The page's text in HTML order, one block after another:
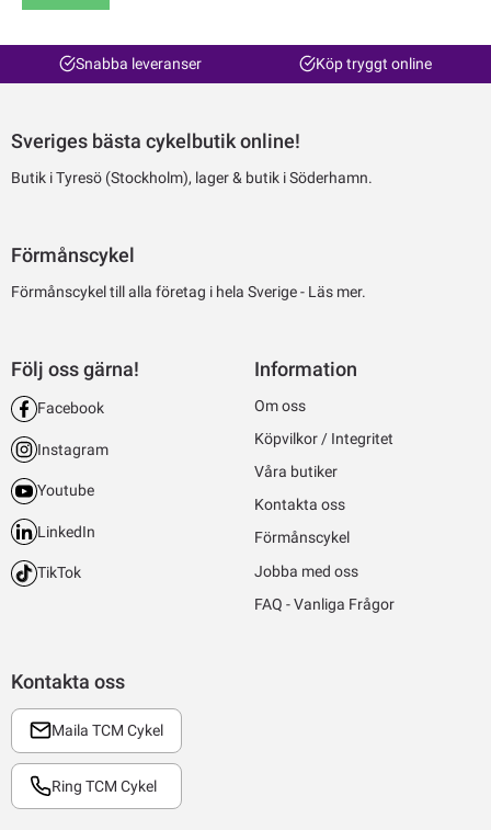
Snabba leveranser Köp tryggt online
Sveriges bästa cykelbutik online!
Butik i Tyresö (Stockholm), lager & butik i Söderhamn.
Förmånscykel
Förmånscykel till alla företag i hela Sverige - Läs mer.
Kontakta oss
Maila TCM Cykel
Ring TCM Cykel
Följ oss gärna!
Facebook
Instagram
Youtube
LinkedIn
TikTok
Information
Om oss
Köpvilkor / Integritet
Våra butiker
Kontakta oss
Förmånscykel
Jobba med oss
FAQ - Vanliga Frågor